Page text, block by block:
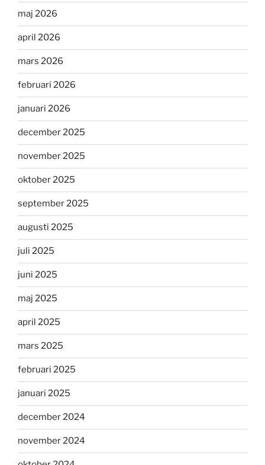
maj 2026
april 2026
mars 2026
februari 2026
januari 2026
december 2025
november 2025
oktober 2025
september 2025
augusti 2025
juli 2025
juni 2025
maj 2025
april 2025
mars 2025
februari 2025
januari 2025
december 2024
november 2024